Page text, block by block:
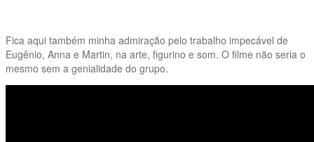
Fica aqui também minha admiração pelo trabalho impecável de
Eugênio, Anna e Martin, na arte, figurino e som. O filme não seria o
mesmo sem a genialidade do grupo.